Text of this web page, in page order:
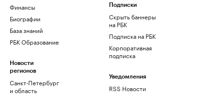
Финансы
Биографии
База знаний
РБК Образование
Новости
регионов
Санкт-Петербург
и область
Подписки
Скрыть баннеры
на РБК
Подписка на РБК
Корпоративная
подписка
Уведомления
RSS Новости